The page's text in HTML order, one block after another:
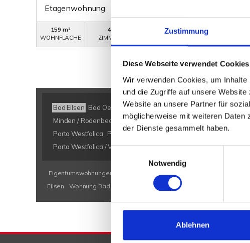
Zustimmung
Diese Webseite verwendet Cookies
Wir verwenden Cookies, um
und die Zugriffe auf unsere
Website an unsere Partner für
möglicherweise mit weiteren Daten
der Dienste gesammelt haben.
Notwendig
Ablehnen
Etagenwohnung
159 m²
WOHNFLÄCHE
4
ZIMMER
WB-243-OG
Bad Eilsen Bad Oeynhausen Bad Salzuflen Bückeburg
Minden / Rodenbeck
Minden Kutenhausen Obernkirchen
Porta Westfalica
Porta Westfalica / Barkhausen Porta
Porta Westfalica / Veltheim Porta Westfalica / Vennebeck
Eigentumswohnungen Bad Eilsen Eigentumswohnung Bad Eilsen
Eilsen
Wohnung Bad Eilsen kaufen Bad Eilsen